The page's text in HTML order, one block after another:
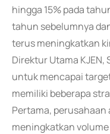
hingga 15% pada
tahun sebelumnya
terus meningkatkan
Direktur Utama
untuk mencapai
memiliki beberapa
Pertama,
meningkatkan